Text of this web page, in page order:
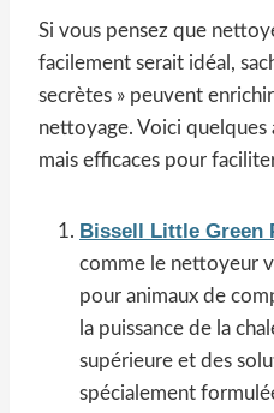
Si vous pensez que
facilement serait idéal,
secrètes » peuvent
nettoyage. Voici
mais efficaces pour
Bissell Little Green
comme le nettoyeur
pour animaux de
la puissance de la
supérieure et des
spécialement